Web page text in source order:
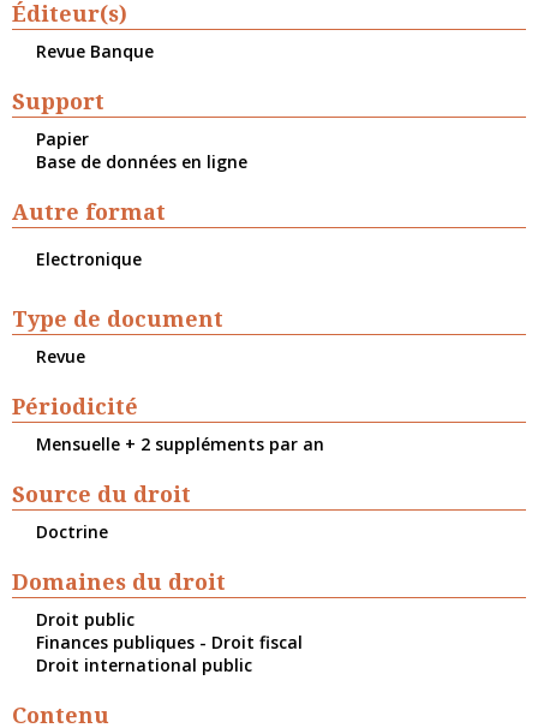
Éditeur(s)
Revue Banque
Support
Papier
Base de données en ligne
Autre format
Electronique
Type de document
Revue
Périodicité
Mensuelle + 2 suppléments par an
Source du droit
Doctrine
Domaines du droit
Droit public
Finances publiques - Droit fiscal
Droit international public
Contenu